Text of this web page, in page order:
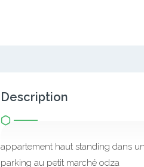
Description
appartement haut standing dans
parking au petit marché odza